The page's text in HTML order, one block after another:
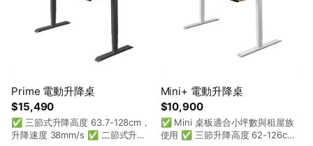
$15,490
Prime 電動升降桌
✅ 三節式升降高度 63.7-128cm，
升降速度 38mm/s ✅ 二節式升降
$10,900
Mini+ 電動升降桌
✅ Mini 桌板適合小坪數與租屋族
使用 ✅ 三節升降高度 62-126cm